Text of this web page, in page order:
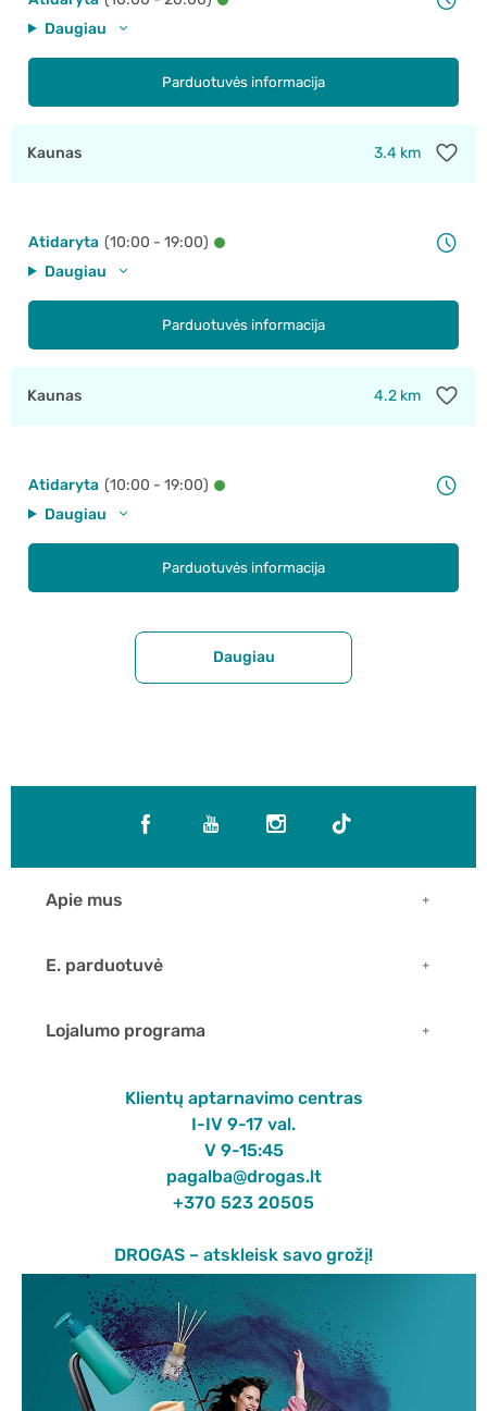
Daugiau
Parduotuvės informacija
Kaunas 3.4 km
Atidaryta (10:00 - 19:00)
Daugiau
Parduotuvės informacija
Kaunas 4.2 km
Atidaryta (10:00 - 19:00)
Daugiau
Parduotuvės informacija
Daugiau
Apie mus
E. parduotuvė
Lojalumo programa
Klientų aptarnavimo centras
I-IV 9-17 val.
V 9-15:45
pagalba@drogas.lt
+370 523 20505
DROGAS – atskleisk savo grožį!